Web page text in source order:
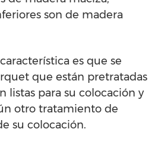
son de madera
es que se
que están pretratadas
listas para su colocación y
otro tratamiento de
su colocación.